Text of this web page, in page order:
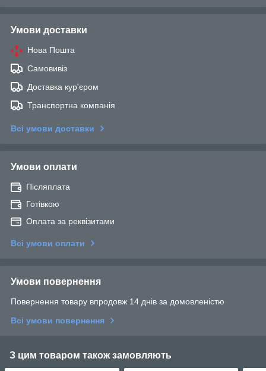
Умови доставки
Нова Пошта
Самовивіз
Доставка кур'єром
Транспортна компанія
Всі умови доставки
Умови оплати
Післяплата
Готівкою
Оплата за реквізитами
Всі умови оплати
Умови повернення
Повернення товару впродовж 14 днів за домовленістю
Всі умови повернення
З цим товаром також замовляють